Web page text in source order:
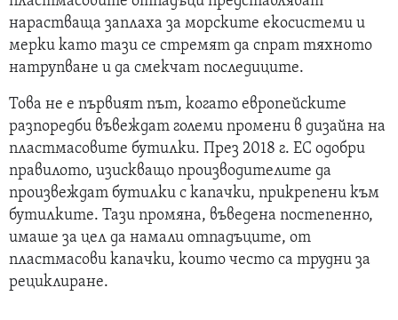
нарастваща заплаха за морските екосистеми и
мерки като тази се стремят да спрат тяхното
натрупване и да смекчат последиците.
Това не е първият път, когато европейските
разпоредби въвеждат големи промени в дизайна на
пластмасовите бутилки. През 2018 г. ЕС одобри
правилото, изискващо производителите да
произвеждат бутилки с капачки, прикрепени към
бутилките. Тази промяна, въведена постепенно,
имаше за цел да намали отпадъците, от
пластмасови капачки, които често са трудни за
рециклиране.